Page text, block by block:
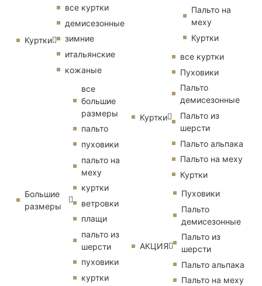
Куртки
все куртки
демисезонные
зимние
итальянские
кожаные
Большие
размеры
все
большие
размеры
пальто
пуховики
пальто на
меху
куртки
ветровки
плащи
пальто из
шерсти
пуховики
куртки
Пальто на
меху
Куртки
Куртки
все куртки
Пуховики
Пальто
демисезонные
Пальто из
шерсти
Пальто альпака
Пальто на меху
Куртки
АКЦИЯ
Пуховики
Пальто
демисезонные
Пальто из
шерсти
Пальто альпака
Пальто на меху